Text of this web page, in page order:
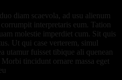
diam scaevola, ad usu alienum
interpretaris eum. Tation
molestie imperdiet cum. Sit quis
Ut qui case verterem, simul
utamur fuisset tibique ali quenean
tincidunt ornare massa eget